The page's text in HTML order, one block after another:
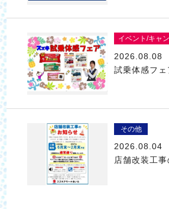
イベント/キャ
2026.08.08
試乗体感フ
その他
2026.08.04
店舗改装工